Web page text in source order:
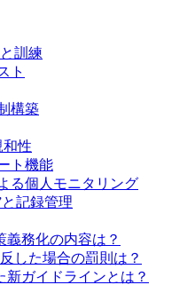
訓練
ト
構築
性
ト機能
る個人モニタリング
記録管理
義務化の内容は？
した場合の罰則は？
新ガイドラインとは？